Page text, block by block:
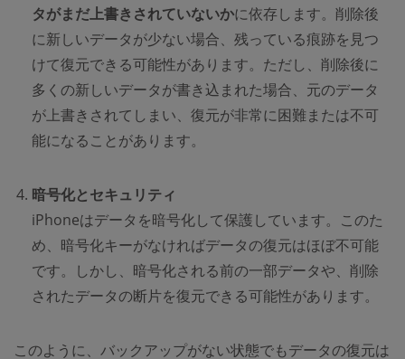
タがまだ上書きされていないかに依存します。削除後
に新しいデータが少ない場合、残っている痕跡を見つ
けて復元できる可能性があります。ただし、削除後に
多くの新しいデータが書き込まれた場合、元のデータ
が上書きされてしまい、復元が非常に困難または不可
能になることがあります。
暗号化とセキュリティ
iPhoneはデータを暗号化して保護しています。このた
め、暗号化キーがなければデータの復元はほぼ不可能
です。しかし、暗号化される前の一部データや、削除
されたデータの断片を復元できる可能性があります。
このように、バックアップがない状態でもデータの復元は